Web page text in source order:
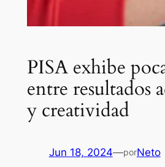
PISA exhibe
entre resultados
y creatividad
Jun 18, 2024—porNeto